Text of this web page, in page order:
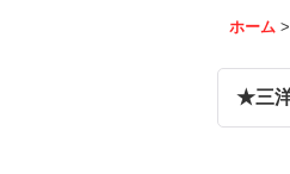
ホーム >
★三